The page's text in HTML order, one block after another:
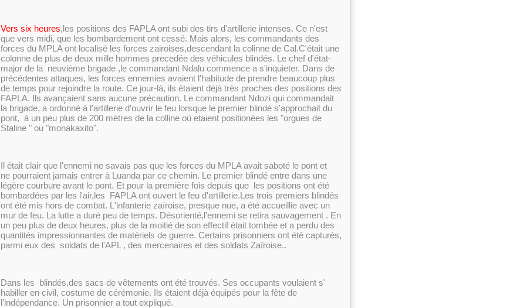
Vers six heures,les positions des FAPLA ont subi des tirs d'artillerie intenses. Ce n'est
que vers midi, que les bombardement ont cessé. Mais alors, les commandants des
forces du MPLA ont localisé les forces zairoises,descendant la colinne de Cal.C'était une
colonne de plus de deux mille hommes precedée des véhicules blindés. Le chef d'état-
major de la neuvième brigade ,le commandant Ndalu commence a s'inquieter. Dans de
précédentes attaques, les forces ennemies avaient l'habitude de prendre beaucoup plus
de temps pour rejoindre la route. Ce jour-là, ils étaient déjà très proches des positions des
FAPLA. Ils avançaient sans aucune précaution. Le commandant Ndozi qui commandait
la brigade, a ordonné à l'artillerie d'ouvrir le feu lorsque le premier blindé s'approchait du
pont, à un peu plus de 200 mètres de la colline où etaient positionées les "orgues de
Staline " ou "monakaxito".
Il était clair que l'ennemi ne savais pas que les forces du MPLA avait saboté le pont et
ne pourraient jamais entrer à Luanda par ce chemin. Le premier blindé entre dans une
légère courbure avant le pont. Et pour la première fois depuis que les positions ont été
bombardées par les l'air,les FAPLA ont ouvert le feu d'artillerie.Les trois premiers blindés
ont été mis hors de combat. L'infanterie zaïroise, presque nue, a été accueillie avec un
mur de feu. La lutte a duré peu de temps. Désorienté,l'ennemi se retira sauvagement . En
un peu plus de deux heures, plus de la moitié de son effectif était tombée et a perdu des
quantités impressionnantes de matériels de guerre. Certains prisonniers ont été capturés,
parmi eux des soldats de l'APL , des mercenaires et des soldats Zaïroise..
Dans les blindés,des sacs de vêtements ont été trouvés. Ses occupants voulaient s'
habiller en civil, costume de cérémonie. Ils étaient déjà équipés pour la fête de
l'indépendance. Un prisonnier a tout expliqué.